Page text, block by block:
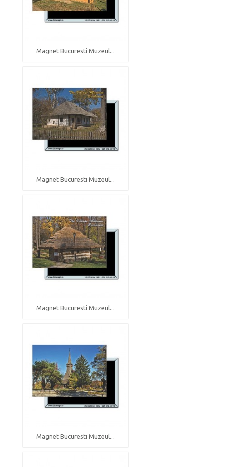
Magnet Bucuresti Muzeul...
Magnet Bucuresti Muzeul...
Magnet Bucuresti Muzeul...
Magnet Bucuresti Muzeul...